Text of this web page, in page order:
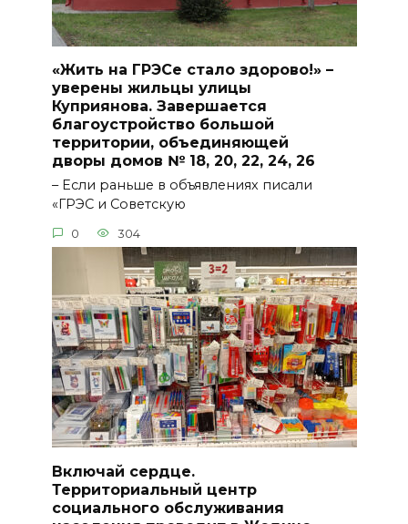
«Жить на ГРЭСе стало здорово!» –
уверены жильцы улицы
Куприянова. Завершается
благоустройство большой
территории, объединяющей
дворы домов № 18, 20, 22, 24, 26
– Если раньше в объявлениях писали
«ГРЭС и Советскую
0 304
Включай сердце.
Территориальный центр
социального обслуживания